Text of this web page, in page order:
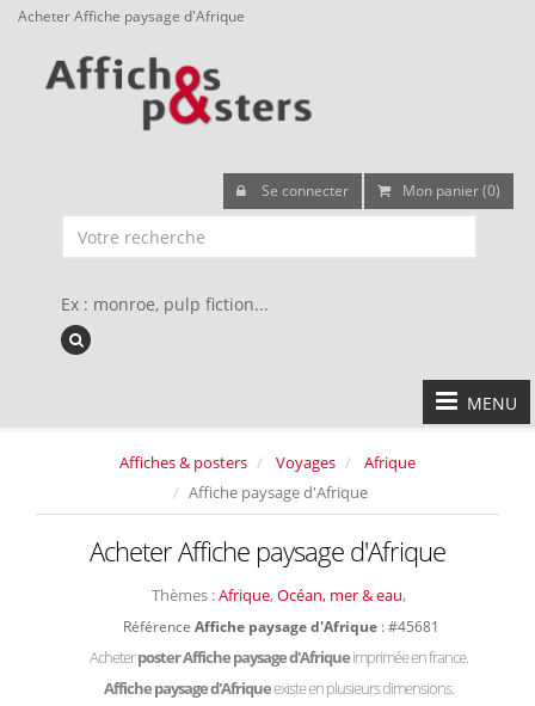
Acheter Affiche paysage d'Afrique
Se connecter Mon panier (0)
Ex : monroe, pulp fiction...
MENU
Affiches & posters Voyages
Afrique
Affiche paysage d'Afrique
Acheter Affiche paysage d'Afrique
Thèmes :Afrique, Océan, mer & eau,
Référence Affiche paysage d'Afrique : #45681
Acheterposter Affiche paysage d'Afriqueimprimée en france.
Affiche paysage d'Afriqueexiste en plusieurs dimensions.